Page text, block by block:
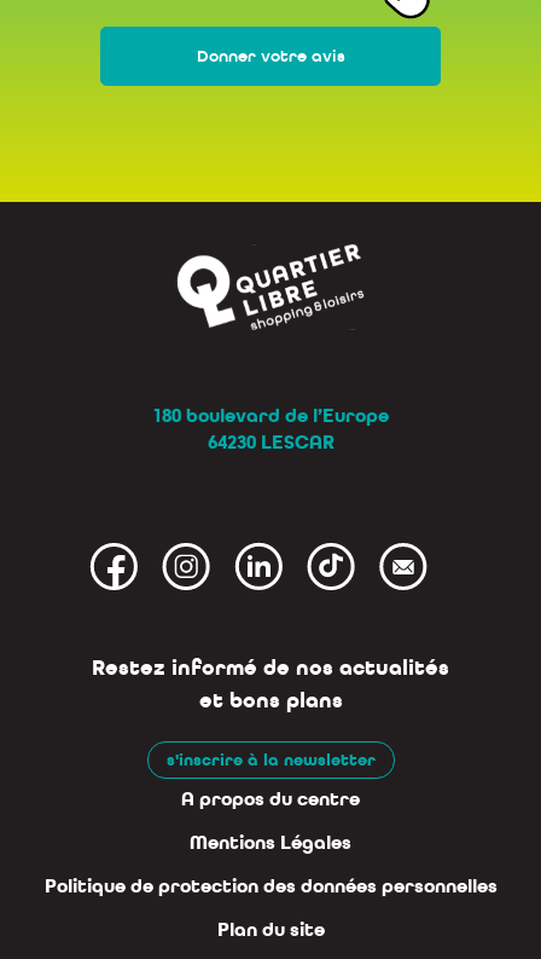
Donner votre avis
180 boulevard de l’Europe
64230 LESCAR
Restez informé de nos actualités
et bons plans
s'inscrire à la newsletter
A propos du centre
Mentions Légales
Politique de protection des données personnelles
Plan du site